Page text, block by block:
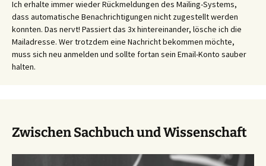
Ich erhalte immer wieder Rückmeldungen des Mailing-Systems,
dass automatische Benachrichtigungen nicht zugestellt werden
konnten. Das nervt! Passiert das 3x hintereinander, lösche ich die
Mailadresse. Wer trotzdem eine Nachricht bekommen möchte,
muss sich neu anmelden und sollte fortan sein Email-Konto sauber
halten.
Zwischen Sachbuch und Wissenschaft